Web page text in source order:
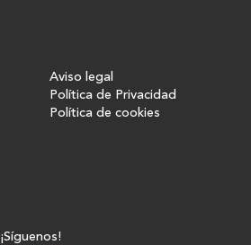
Aviso legal
Política de Privacidad
Política de cookies
¡Síguenos!